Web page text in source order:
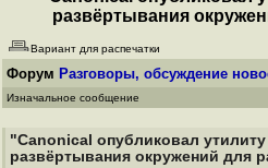
развёртывания
Вариант для распечатки
Форум Разговоры, обсуждение
Изначальное сообщение
"Canonical опубликовал
развёртывания окружений для